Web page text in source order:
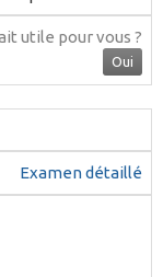
utile pour vous ?
Oui
Examen détaillé